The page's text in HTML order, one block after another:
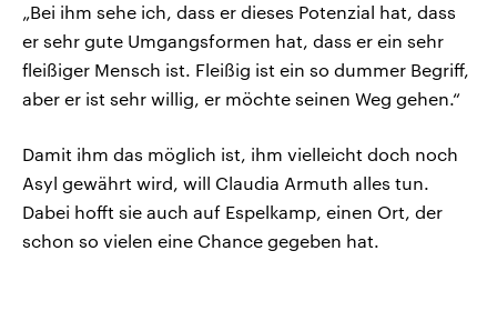
„Bei ihm sehe ich, dass er dieses Potenzial hat, dass
er sehr gute Umgangsformen hat, dass er ein sehr
fleißiger Mensch ist. Fleißig ist ein so dummer Begriff,
aber er ist sehr willig, er möchte seinen Weg gehen.“
Damit ihm das möglich ist, ihm vielleicht doch noch
Asyl gewährt wird, will Claudia Armuth alles tun.
Dabei hofft sie auch auf Espelkamp, einen Ort, der
schon so vielen eine Chance gegeben hat.